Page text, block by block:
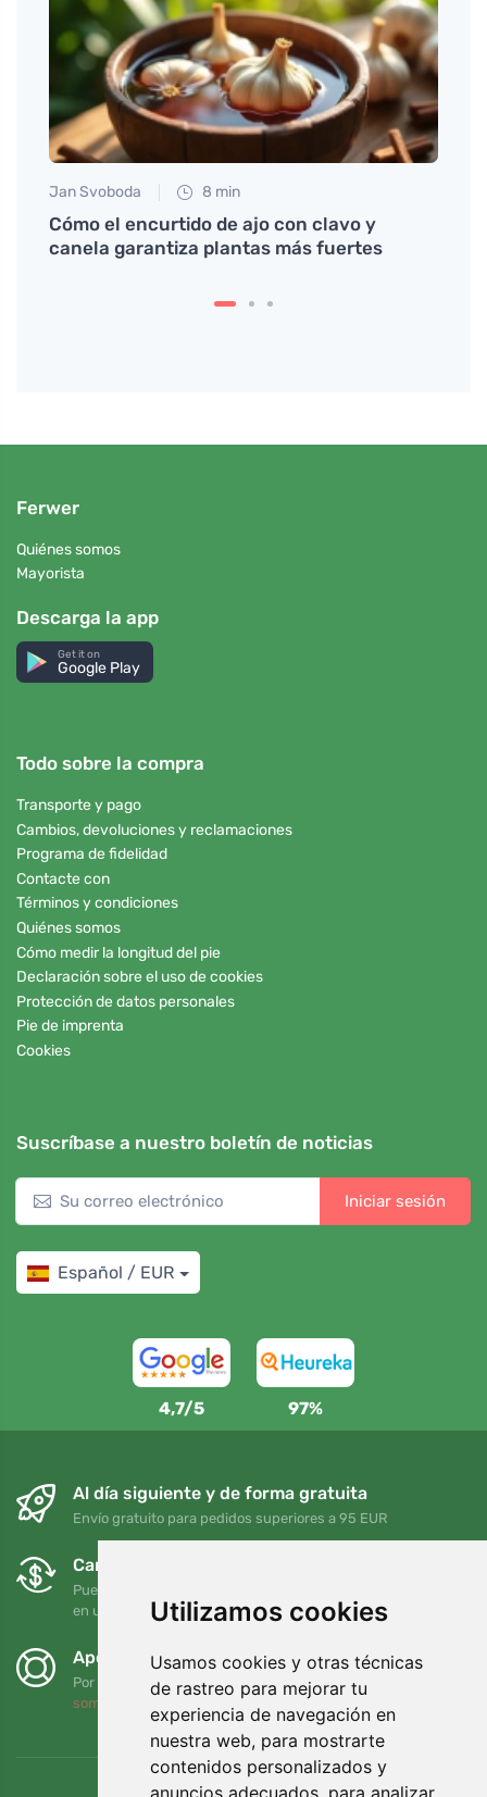
Utilizamos cookies
Usamos cookies y otras técnicas
de rastreo para mejorar tu
experiencia de navegación en
nuestra web, para mostrarte
contenidos personalizados y
anuncios adecuados, para analizar
Jan Svoboda 8 min
Cómo el encurtido de ajo con clavo y
canela garantiza plantas más fuertes
Ferwer
Quiénes somos
Mayorista
Descarga la app
Get it on
Google Play
Todo sobre la compra
Transporte y pago
Cambios, devoluciones y reclamaciones
Programa de fidelidad
Contacte con
Términos y condiciones
Quiénes somos
Cómo medir la longitud del pie
Declaración sobre el uso de cookies
Protección de datos personales
Pie de imprenta
Cookies
Suscríbase a nuestro boletín de noticias
Iniciar sesión
Español / EUR
4,7/5 97%
Al día siguiente y de forma gratuita
Envío gratuito para pedidos superiores a 95 EUR
Cambios y devoluciones gratuitos
Puede devolver o cambiar su pedido en cualquier momento
en un plazo de 90 días
Apoyamos a Trees.org
Por cada pedido plantamos un árbol. Leer más
somos